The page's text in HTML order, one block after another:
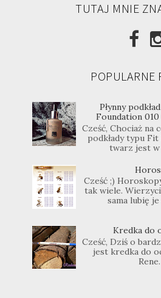
TUTAJ MNIE
POPULARNE
Płynny
Foundation
Cześć, Chociaż na
podkłady typu
twarz jest w
Cześć ;)
tak wiele.
sama lubię
Kredka do
Cześć, Dziś o
jest kredka do